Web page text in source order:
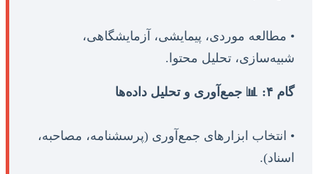
• مطالعه موردی، پیمایشی، آزمایشگاهی،
شبیه‌سازی، تحلیل محتوا.
گام ۴: 📊 جمع‌آوری و تحلیل داده‌ها
• انتخاب ابزارهای جمع‌آوری (پرسشنامه، مصاحبه،
اسناد).